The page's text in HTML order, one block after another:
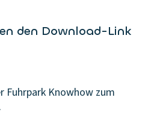
den Download-Link
Fuhrpark Knowhow zum